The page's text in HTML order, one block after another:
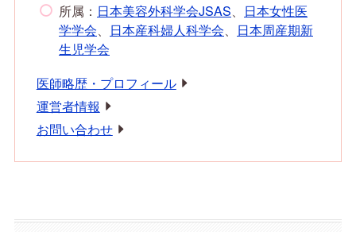
所属： 日本美容外科学会JSAS、 日本女性医
学学会、 日本産科婦人科学会、 日本周産期新
生児学会
医師略歴・プロフィール
運営者情報
お問い合わせ